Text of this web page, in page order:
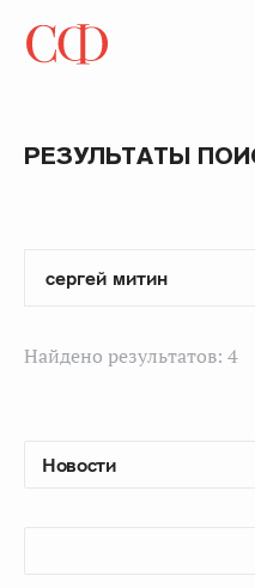
РЕЗУЛЬТАТЫ
Найдено результатов: 4